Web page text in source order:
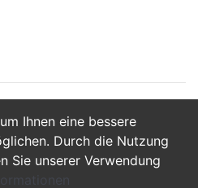
Ihnen eine bessere
Durch die Nutzung
Sie unserer Verwendung